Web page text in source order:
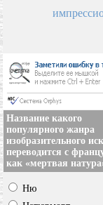
Название какого
популярного жанра
изобразительного
переводится с
как «мертвая
Ню